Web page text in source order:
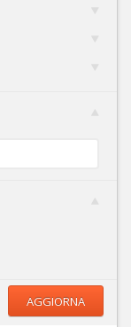
AGGIORNA